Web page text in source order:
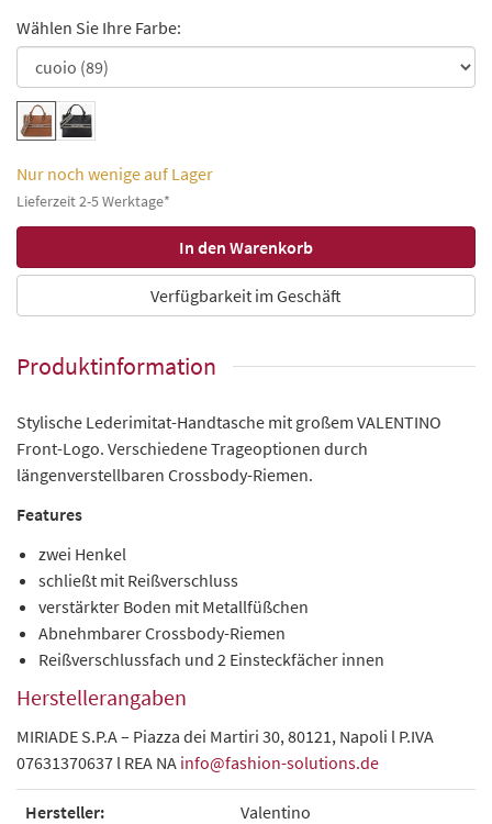
Wählen Sie Ihre Farbe:
Nur noch wenige auf Lager
Lieferzeit 2-5 Werktage*
Verfügbarkeit im Geschäft
Produktinformation
Stylische Lederimitat-Handtasche mit großem VALENTINO
Front-Logo. Verschiedene Trageoptionen durch
längenverstellbaren Crossbody-Riemen.
Features
zwei Henkel
schließt mit Reißverschluss
verstärkter Boden mit Metallfüßchen
Abnehmbarer Crossbody-Riemen
Reißverschlussfach und 2 Einsteckfächer innen
Herstellerangaben
MIRIADE S.P.A – Piazza dei Martiri 30, 80121, Napoli l P.IVA
07631370637 l REA NA info@fashion-solutions.de
Hersteller: Valentino